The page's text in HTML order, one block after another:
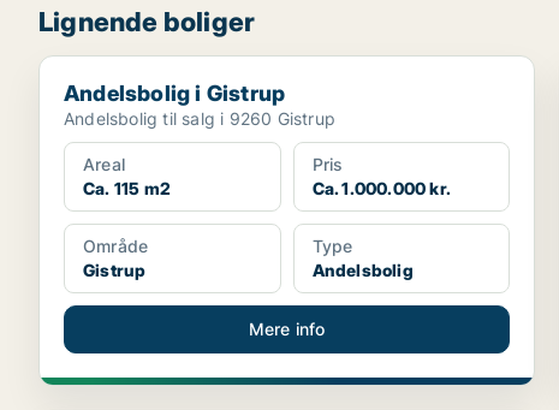
Lignende boliger
Andelsbolig i Gistrup
Andelsbolig i Gistrup
Andelsbolig til salg i 9260 Gistrup
Areal
Ca. 115 m2
Pris
Ca. 1.000.000 kr.
Område
Gistrup
Type
Andelsbolig
Mere info